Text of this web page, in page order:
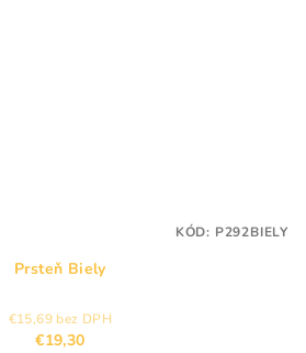
Prsteň Biely
€15,69 bez DPH
€19,30
KÓD: P292BIELY